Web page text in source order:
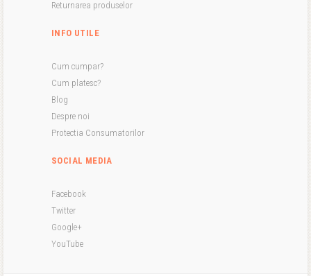
Returnarea produselor
INFO UTILE
Cum cumpar?
Cum platesc?
Blog
Despre noi
Protectia Consumatorilor
SOCIAL MEDIA
Facebook
Twitter
Google+
YouTube